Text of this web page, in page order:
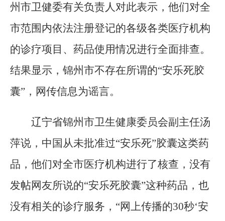
州市卫健委有关负责人对此表示，他们对全
市范围内依法注册登记的各级各类医疗机构
的诊疗项目、药品使用情况进行全面排查。
结果显示，锦州市不存在所谓的“安乐死胶
囊”，网传信息为谣言。
辽宁省锦州市卫生健康委员会副主任汤
萍说，中国从未批准过“安乐死”胶囊这类药
品，他们对全市医疗机构进行了核查，没有
发帖网友所说的“安乐死胶囊”这种药品，也
没有相关的诊疗服务，“网上传播的30秒‘安